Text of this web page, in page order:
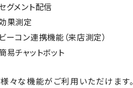
グメント配信
果測定
ビーコン連携機能（来店測定）
易チャットボット
々な機能がご利用いただけます。